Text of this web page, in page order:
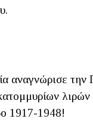
αναγνώρισε
1917-1948!